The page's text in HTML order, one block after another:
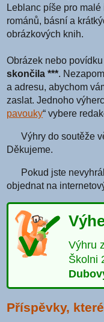
Leblanc píše pro
románů, básní a
obrázkových knih.
Obrázek nebo
skončila ***.
a adresu, abychom
zaslat. Jednoho
pavouky“ vybere
Výhry do soutěže
Děkujeme.
Pokud jste
objednat na
Výhru
Školni
Příspěvky,